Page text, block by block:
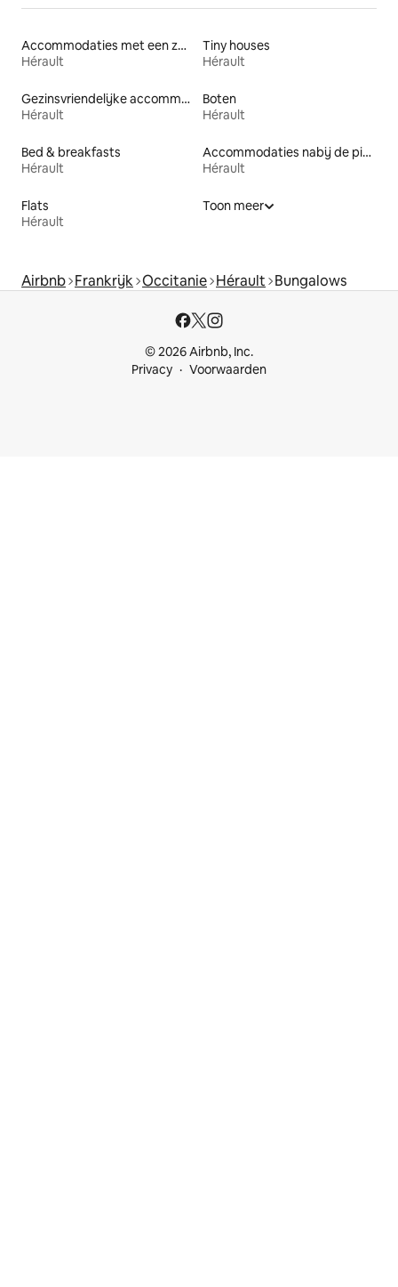
Accommodaties met een zwembad
Hérault
Tiny houses
Hérault
Gezinsvriendelijke accommodaties
Hérault
Boten
Hérault
Bed & breakfasts
Hérault
Accommodaties nabij de piste
Hérault
Flats
Hérault
Toon meer
Airbnb Frankrijk Occitanie Hérault Bungalows
© 2026 Airbnb, Inc.
Privacy
Voorwaarden